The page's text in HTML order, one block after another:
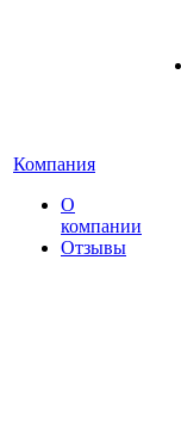
Компания
О
компании
Отзывы